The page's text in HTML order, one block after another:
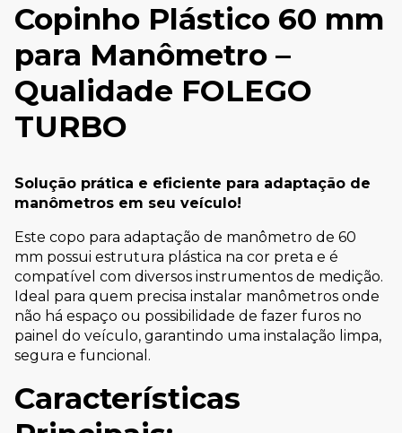
Copinho Plástico 60 mm
para Manômetro –
Qualidade FOLEGO
TURBO
Solução prática e eficiente para adaptação de
manômetros em seu veículo!
Este copo para adaptação de manômetro de 60
mm possui estrutura plástica na cor preta e é
compatível com diversos instrumentos de medição.
Ideal para quem precisa instalar manômetros onde
não há espaço ou possibilidade de fazer furos no
painel do veículo, garantindo uma instalação limpa,
segura e funcional.
Características